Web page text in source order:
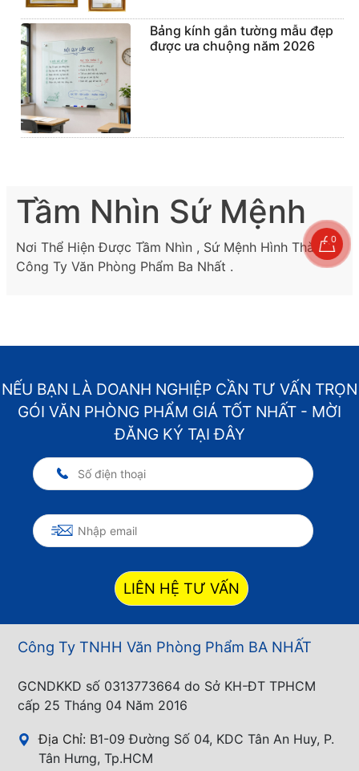
Bảng kính gắn tường mẫu đẹp
được ưa chuộng năm 2026
Tầm Nhìn Sứ Mệnh
Nơi Thể Hiện Được Tầm Nhìn , Sứ Mệnh Hình Thành
Công Ty Văn Phòng Phẩm Ba Nhất .
NẾU BẠN LÀ DOANH NGHIỆP CẦN TƯ VẤN TRỌN
GÓI VĂN PHÒNG PHẨM GIÁ TỐT NHẤT - MỜI
ĐĂNG KÝ TẠI ĐÂY
LIÊN HỆ TƯ VẤN
Công Ty TNHH Văn Phòng Phẩm BA NHẤT
GCNDKKD số 0313773664 do Sở KH-ĐT TPHCM
cấp 25 Tháng 04 Năm 2016
Địa Chỉ: B1-09 Đường Số 04, KDC Tân An Huy, P.
Tân Hưng, Tp.HCM
0